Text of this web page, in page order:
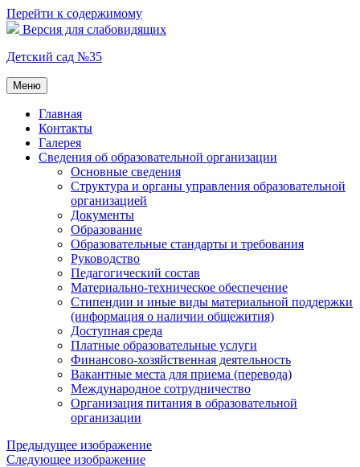
Перейти к содержимому
Версия для слабовидящих
Детский сад №35
Меню
Главная
Контакты
Галерея
Сведения об образовательной организации
Основные сведения
Структура и органы управления образовательной
организацией
Документы
Образование
Образовательные стандарты и требования
Руководство
Педагогический состав
Материально-техническое обеспечение
Стипендии и иные виды материальной поддержки
(информация о наличии общежития)
Доступная среда
Платные образовательные услуги
Финансово-хозяйственная деятельность
Вакантные места для приема (перевода)
Международное сотрудничество
Организация питания в образовательной
организации
Предыдущее изображение
Следующее изображение